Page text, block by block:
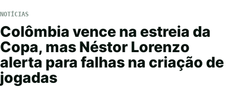
NOTÍCIAS
Colômbia vence na estreia da
Copa, mas Néstor Lorenzo
alerta para falhas na criação de
jogadas